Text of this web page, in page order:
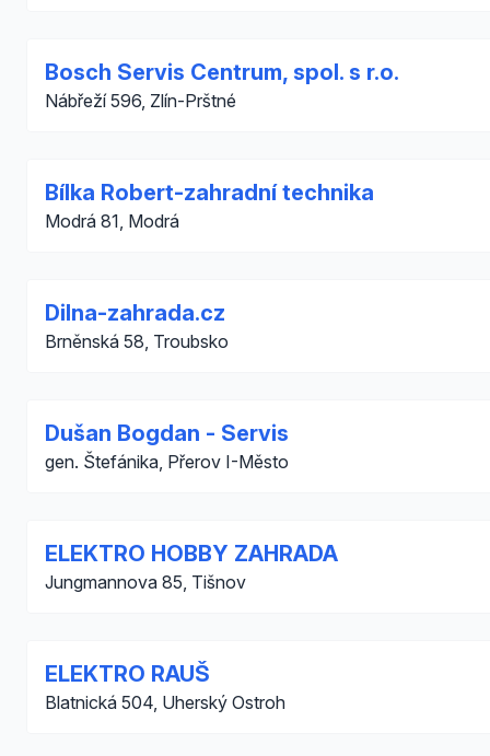
Bosch Servis Centrum, spol. s r.o.
Nábřeží 596, Zlín-Prštné
Bílka Robert-zahradní technika
Modrá 81, Modrá
Dilna-zahrada.cz
Brněnská 58, Troubsko
Dušan Bogdan - Servis
gen. Štefánika, Přerov I-Město
ELEKTRO HOBBY ZAHRADA
Jungmannova 85, Tišnov
ELEKTRO RAUŠ
Blatnická 504, Uherský Ostroh